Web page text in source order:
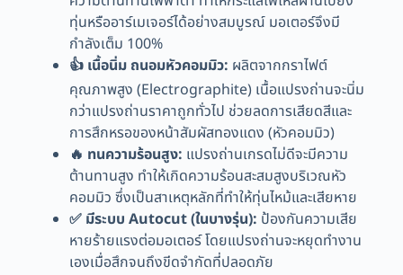
ทุ่นหรืออาร์เมเจอร์ได้อย่างสมบูรณ์ มอเตอร์จึงมี
กำลังเต็ม 100%
👍 เนื้อนิ่ม ถนอมหัวคอมมิว: ผลิตจากกราไฟต์
คุณภาพสูง (Electrographite) เนื้อแปรงถ่านจะนิ่ม
กว่าแปรงถ่านราคาถูกทั่วไป ช่วยลดการเสียดสีและ
การสึกหรอของหน้าสัมผัสทองแดง (หัวคอมมิว)
🔥 ทนความร้อนสูง: แปรงถ่านเกรดไม่ดีจะมีความ
ต้านทานสูง ทำให้เกิดความร้อนสะสมสูงบริเวณหัว
คอมมิว ซึ่งเป็นสาเหตุหลักที่ทำให้ทุ่นไหม้และเสียหาย
✅ มีระบบ Autocut (ในบางรุ่น): ป้องกันความเสีย
หายร้ายแรงต่อมอเตอร์ โดยแปรงถ่านจะหยุดทำงาน
เองเมื่อสึกจนถึงขีดจำกัดที่ปลอดภัย